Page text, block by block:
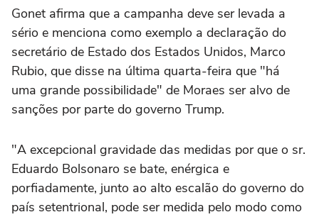
Gonet afirma que a campanha deve ser levada a
sério e menciona como exemplo a declaração do
secretário de Estado dos Estados Unidos, Marco
Rubio, que disse na última quarta-feira que "há
uma grande possibilidade" de Moraes ser alvo de
sanções por parte do governo Trump.
"A excepcional gravidade das medidas por que o sr.
Eduardo Bolsonaro se bate, enérgica e
porfiadamente, junto ao alto escalão do governo do
país setentrional, pode ser medida pelo modo como